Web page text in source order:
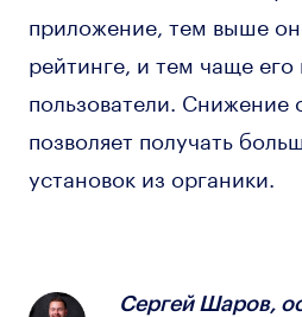
приложение, тем выше
рейтинге, и тем чаще его
пользователи. Снижение
позволяет получать
установок из органики.
Сергей Шаров,